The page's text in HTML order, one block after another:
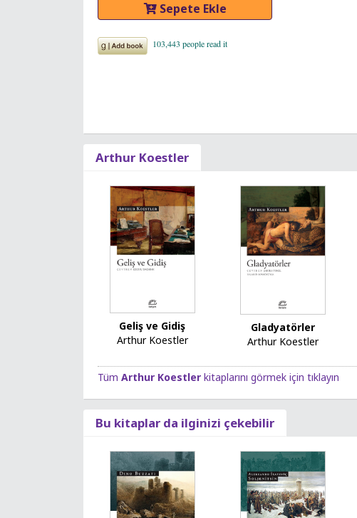
Sepete Ekle
Arthur Koestler
Geliş ve Gidiş
Arthur Koestler
Gladyatörler
Arthur Koestler
Tüm Arthur Koestler kitaplarını görmek için tıklayın
Bu kitaplar da ilginizi çekebilir